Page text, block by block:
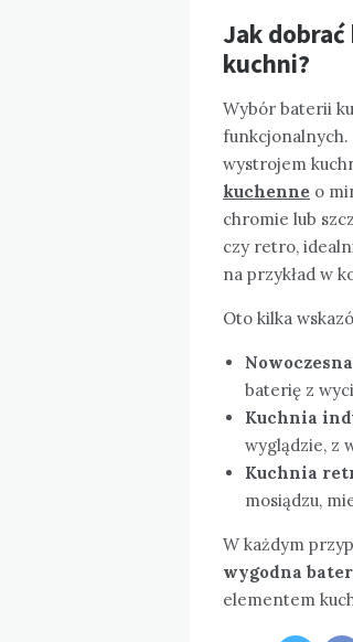
Jak
kuchni?
Wybór baterii
funkcjonalnych.
wystrojem
kuchenne o
chromie lub
czy retro,
na przykład w
Oto kilka
baterię z
Kuchnia
wyglądzie, z
Kuchnia
mosiądzu,
W każdym
wygodna
elementem